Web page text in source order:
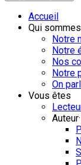
Accueil
Qui
Notre
Notre
Nos
Notre
On
Vous êtes